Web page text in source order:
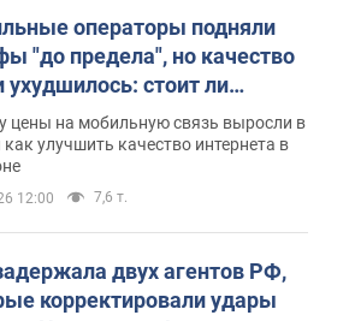
операторы подняли
"до предела", но качество
ухудшилось: стоит ли
на цены
цены на мобильную связь выросли в
улучшить качество интернета в
12:00 7,6 т.
двух агентов РФ,
корректировали удары